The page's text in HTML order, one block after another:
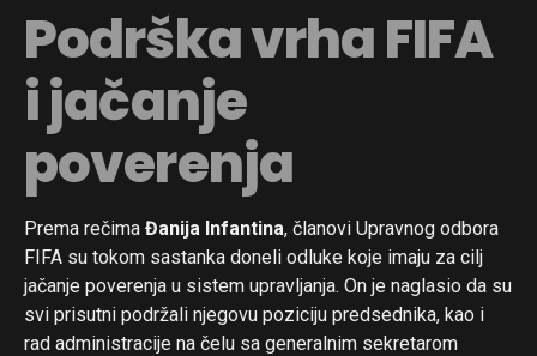
Podrška vrha FIFA
i jačanje
poverenja
Prema rečima Đanija Infantina, članovi Upravnog odbora
FIFA su tokom sastanka doneli odluke koje imaju za cilj
jačanje poverenja u sistem upravljanja. On je naglasio da su
svi prisutni podržali njegovu poziciju predsednika, kao i
rad administracije na čelu sa generalnim sekretarom